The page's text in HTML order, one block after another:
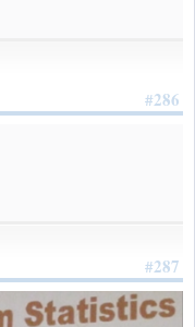
#286
#287